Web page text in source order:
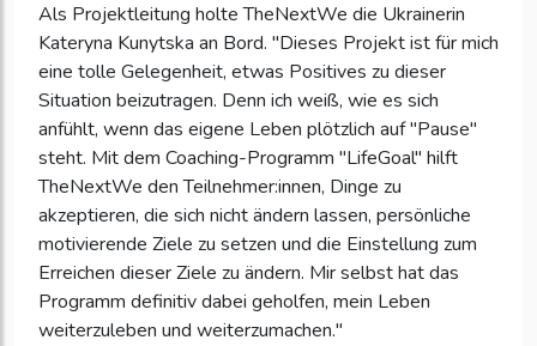
Als Projektleitung holte TheNextWe die Ukrainerin
Kateryna Kunytska an Bord. "Dieses Projekt ist für mich
eine tolle Gelegenheit, etwas Positives zu dieser
Situation beizutragen. Denn ich weiß, wie es sich
anfühlt, wenn das eigene Leben plötzlich auf "Pause"
steht. Mit dem Coaching-Programm "LifeGoal" hilft
TheNextWe den Teilnehmer:innen, Dinge zu
akzeptieren, die sich nicht ändern lassen, persönliche
motivierende Ziele zu setzen und die Einstellung zum
Erreichen dieser Ziele zu ändern. Mir selbst hat das
Programm definitiv dabei geholfen, mein Leben
weiterzuleben und weiterzumachen."